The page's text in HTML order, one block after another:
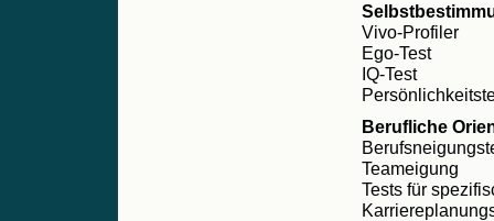
Vivo-Profiler
Ego-Test
IQ-Test
Berufliche
Teameigung
Tests für